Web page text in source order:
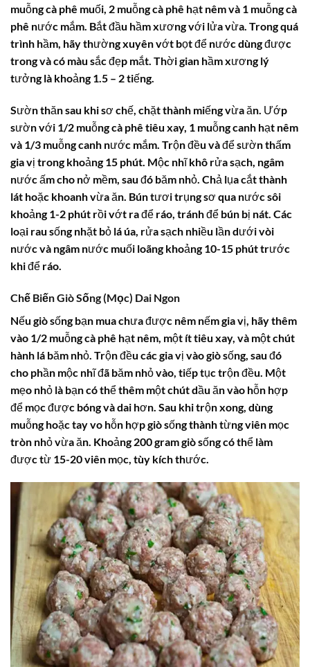
muỗng cà phê muối, 2 muỗng cà phê hạt nêm và 1 muỗng cà
phê nước mắm. Bắt đầu hầm xương với lửa vừa. Trong quá
trình hầm, hãy thường xuyên vớt bọt để nước dùng được
trong và có màu sắc đẹp mắt. Thời gian hầm xương lý
tưởng là khoảng 1.5 – 2 tiếng.
Sườn thăn sau khi sơ chế, chặt thành miếng vừa ăn. Ướp
sườn với 1/2 muỗng cà phê tiêu xay, 1 muỗng canh hạt nêm
và 1/3 muỗng canh nước mắm. Trộn đều và để sườn thấm
gia vị trong khoảng 15 phút. Mộc nhĩ khô rửa sạch, ngâm
nước ấm cho nở mềm, sau đó băm nhỏ. Chả lụa cắt thành
lát hoặc khoanh vừa ăn. Bún tươi trụng sơ qua nước sôi
khoảng 1-2 phút rồi vớt ra để ráo, tránh để bún bị nát. Các
loại rau sống nhặt bỏ lá úa, rửa sạch nhiều lần dưới vòi
nước và ngâm nước muối loãng khoảng 10-15 phút trước
khi để ráo.
Chế Biến Giò Sống (Mọc) Dai Ngon
Nếu giò sống bạn mua chưa được nêm nếm gia vị, hãy thêm
vào 1/2 muỗng cà phê hạt nêm, một ít tiêu xay, và một chút
hành lá băm nhỏ. Trộn đều các gia vị vào giò sống, sau đó
cho phần mộc nhĩ đã băm nhỏ vào, tiếp tục trộn đều. Một
mẹo nhỏ là bạn có thể thêm một chút dầu ăn vào hỗn hợp
để mọc được bóng và dai hơn. Sau khi trộn xong, dùng
muỗng hoặc tay vo hỗn hợp giò sống thành từng viên mọc
tròn nhỏ vừa ăn. Khoảng 200 gram giò sống có thể làm
được từ 15-20 viên mọc, tùy kích thước.